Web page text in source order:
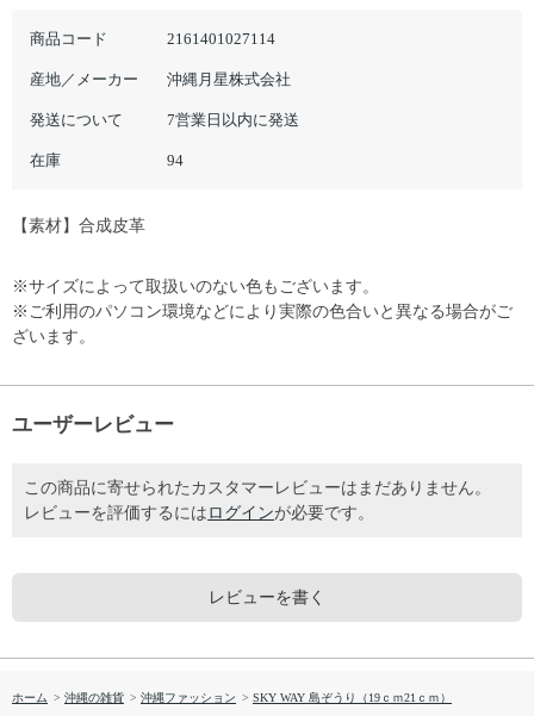
商品コード 2161401027114
産地／メーカー 沖縄月星株式会社
発送について 7営業日以内に発送
在庫 94
【素材】合成皮革
※サイズによって取扱いのない色もございます。
※ご利用のパソコン環境などにより実際の色合いと異なる場合がご
ざいます。
ユーザーレビュー
この商品に寄せられたカスタマーレビューはまだありません。
レビューを評価するには ログインが必要です。
レビューを書く
ホーム > 沖縄の雑貨 > 沖縄ファッション > SKY WAY 島ぞうり（19ｃｍ21ｃｍ）